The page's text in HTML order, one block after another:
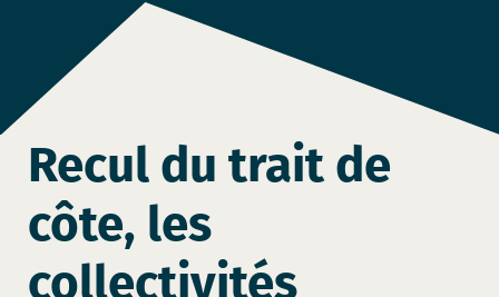
Recul du trait de
côte, les
collectivités